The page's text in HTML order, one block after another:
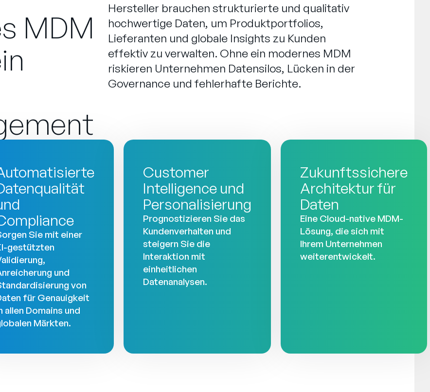
MDM
Hersteller brauchen strukturierte und qualitativ
hochwertige Daten, um Produktportfolios,
Lieferanten und globale Insights zu Kunden
effektiv zu verwalten. Ohne ein modernes MDM
riskieren Unternehmen Datensilos, Lücken in der
Governance und fehlerhafte Berichte.
Sie mit einer
gestützten
und
von
für Genauigkeit
allen Domains und
Märkten.
Customer
Intelligence und
Personalisierung
Prognostizieren Sie das
Kundenverhalten und
steigern Sie die
Interaktion mit
einheitlichen
Datenanalysen.
Zukunftssichere
Architektur für
Daten
Eine Cloud-native MDM-
Lösung, die sich mit
Ihrem Unternehmen
weiterentwickelt.